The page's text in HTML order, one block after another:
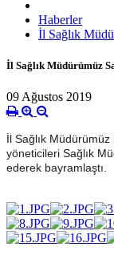
Haberler
İl Sağlık
İl Sağlık Müdürümüz
09 Ağustos 2019
İl Sağlık
yöneticileri Sağlık
ederek bayramlaştı.